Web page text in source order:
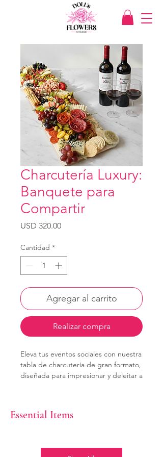
Charcutería Luxury:
Banquete para
Compartir
USD 320.00Precio
Cantidad *
Agregar al carrito
Realizar compra
Eleva tus eventos sociales con nuestra
tabla de charcutería de gran formato,
diseñada para impresionar y deleitar a
personas.
Essential Items